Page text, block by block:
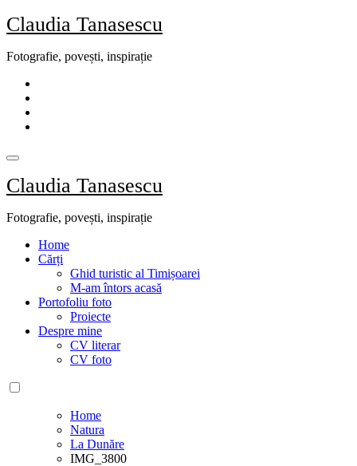
Skip
to
Claudia Tanasescu
Fotografie, povești, inspirație
Claudia Tanasescu
Fotografie, povești, inspirație
Home
Cărți
Ghid turistic al Timișoarei
M-am întors acasă
Portofoliu foto
Proiecte
Despre mine
CV literar
CV foto
Home
Natura
La Dunăre
IMG_3800